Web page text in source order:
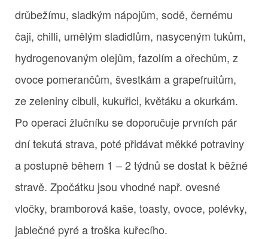
drůbežímu, sladkým nápojům, sodě, černému
čaji, chilli, umělým sladidlům, nasyceným tukům,
hydrogenovaným olejům, fazolím a ořechům, z
ovoce pomerančům, švestkám a grapefruitům,
ze zeleniny cibuli, kukuřici, květáku a okurkám.
Po operaci žlučníku se doporučuje prvních pár
dní tekutá strava, poté přidávat měkké potraviny
a postupně během 1 – 2 týdnů se dostat k běžné
stravě. Zpočátku jsou vhodné např. ovesné
vločky, bramborová kaše, toasty, ovoce, polévky,
jablečné pyré a troška kuřecího.